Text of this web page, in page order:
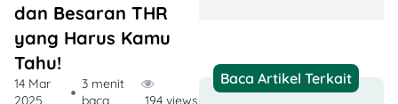
dan Besaran THR
yang Harus Kamu
Tahu!
14 Mar
2025
3 menit
baca
194 views
Baca Artikel Terkait